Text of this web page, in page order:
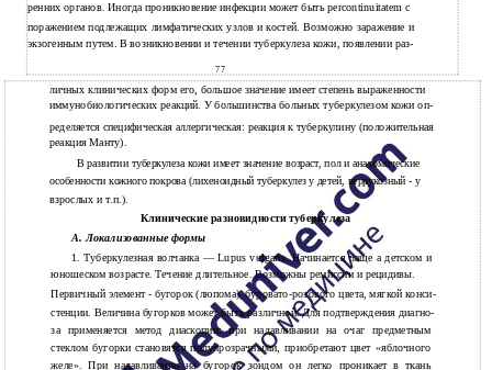
ренних органов. Иногда проникновение инфекции может быть percontinuitatem с
поражением подлежащих лимфатических узлов и костей. Возможно заражение и
экзогенным путем. В возникновении и течении туберкулеза кожи, появлении раз-
77
личных клинических форм его, большое значение имеет степень выраженности
иммунобиологических реакций. У большинства больных туберкулезом кожи оп-
ределяется специфическая аллергическая: реакция к туберкулину (положительная
реакция Манту).
В развитии туберкулеза кожи имеет значение возраст, пол и анатомические
особенности кожного покрова (лихеноидный туберкулез у детей, веррукозный - у
взрослых и т.п.).
Клинические разновидности туберкулеза
А. Локализованные формы
1. Туберкулезная волчанка — Lupus vulgaris. Начинается чаще а детском и
юношеском возрасте. Течение длительное. Возможны ремиссии и рецидивы.
Первичный элемент - бугорок (люпома), буровато-розового цвета, мягкой конси-
стенции. Величина бугорков может быть различной. Для подтверждения диагно-
за применяется метод диаскопии: при надавливании на очаг предметным
стеклом бугорки становятся полупрозрачными, приобретают цвет «яблочного
желе». При надавливании на бугорок зондом он легко проникает в ткань